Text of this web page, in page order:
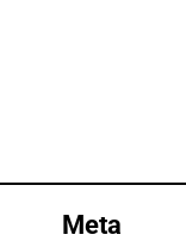
Meta